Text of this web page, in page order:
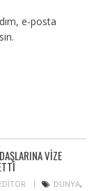
e-posta
VIZE
DÜNYA,